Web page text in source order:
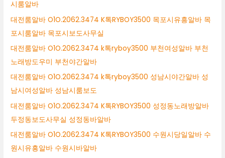
시룸알바
대전룸알바 O1O.2062.3474 K톡RYBOY3500 목포시유흥알바 목
포시룸알바 목포시보도사무실
대전룸알바 O1O.2062.3474 k톡ryboy3500 부천여성알바 부천
노래방도우미 부천야간알바
대전룸알바 O1O.2062.3474 k톡ryboy3500 성남시야간알바 성
남시여성알바 성남시룸보도
대전룸알바 O1O.2062.3474 K톡RYBOY3500 성정동노래방알바
두정동보도사무실 성정동바알바
대전룸알바 O1O.2062.3474 K톡RYBOY3500 수원시당일알바 수
원시유흥알바 수원시바알바